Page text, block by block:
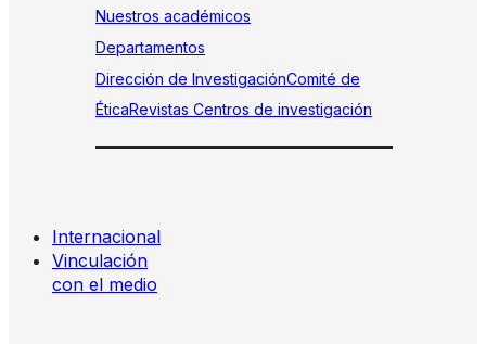
Nuestros académicos
Departamentos
Dirección de InvestigaciónComité de
ÉticaRevistas Centros de investigación
Internacional
Vinculación
con el medio